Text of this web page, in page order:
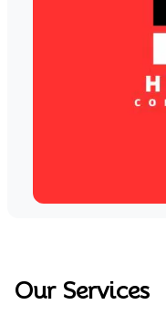
Our Services